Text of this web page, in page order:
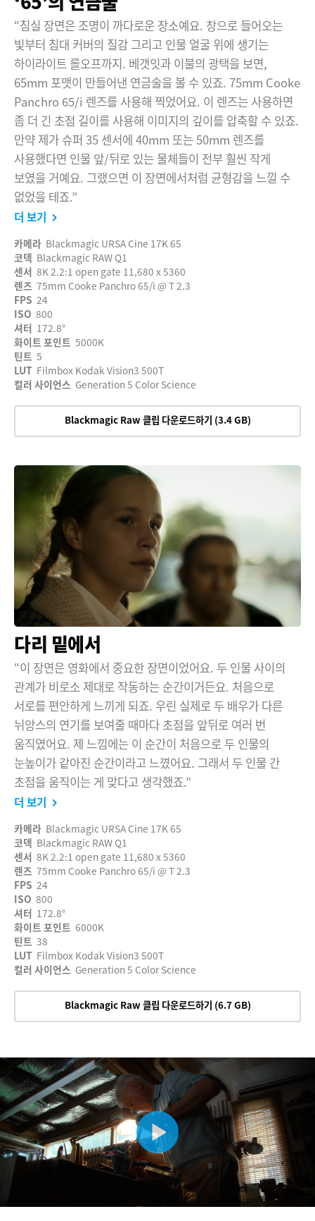
“침실 장면은 조명이 까다로운 장소예요. 창으로 들어오는
빛부터 침대 커버의 질감 그리고 인물 얼굴 위에 생기는
하이라이트 롤오프까지. 베갯잇과 이불의 광택을 보면,
65mm 포맷이 만들어낸 연금술을 볼 수 있죠. 75mm Cooke
Panchro 65/i 렌즈를 사용해 찍었어요. 이 렌즈는 사용하면
좀 더 긴 초점 길이를 사용해 이미지의 깊이를 압축할 수 있죠.
만약 제가 슈퍼 35 센서에 40mm 또는 50mm 렌즈를
사용했다면 인물 앞/뒤로 있는 물체들이 전부 훨씬 작게
보였을 거예요. 그랬으면 이 장면에서처럼 균형감을 느낄 수
없었을 테죠.”
더 보기
카메라 Blackmagic URSA Cine 17K 65
코덱 Blackmagic RAW Q1
센서 8K 2.2:1 open gate 11,680 x 5360
렌즈 75mm Cooke Panchro 65/i @ T 2.3
FPS 24
ISO 800
셔터 172.8°
화이트 포인트 5000K
틴트 5
LUT Filmbox Kodak Vision3 500T
컬러 사이언스 Generation 5 Color Science
Blackmagic Raw 클립 다운로드하기 (3.4 GB)
다리 밑에서
“이 장면은 영화에서 중요한 장면이었어요. 두 인물 사이의
관계가 비로소 제대로 작동하는 순간이거든요. 처음으로
서로를 편안하게 느끼게 되죠. 우린 실제로 두 배우가 다른
뉘앙스의 연기를 보여줄 때마다 초점을 앞뒤로 여러 번
움직였어요. 제 느낌에는 이 순간이 처음으로 두 인물의
눈높이가 같아진 순간이라고 느꼈어요. 그래서 두 인물 간
초점을 움직이는 게 맞다고 생각했죠.”
더 보기
카메라 Blackmagic URSA Cine 17K 65
코덱 Blackmagic RAW Q1
센서 8K 2.2:1 open gate 11,680 x 5360
렌즈 75mm Cooke Panchro 65/i @ T 2.3
FPS 24
ISO 800
셔터 172.8°
화이트 포인트 6000K
틴트 38
LUT Filmbox Kodak Vision3 500T
컬러 사이언스 Generation 5 Color Science
Blackmagic Raw 클립 다운로드하기 (6.7 GB)